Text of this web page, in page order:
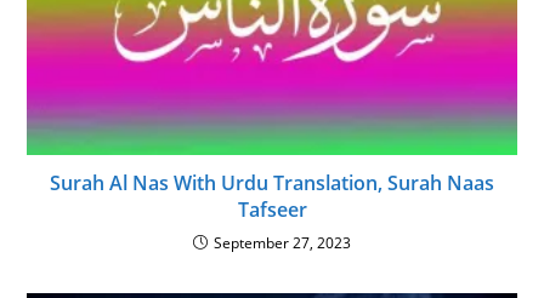
Surah Al Nas With Urdu Translation, Surah Naas
Tafseer
September 27, 2023